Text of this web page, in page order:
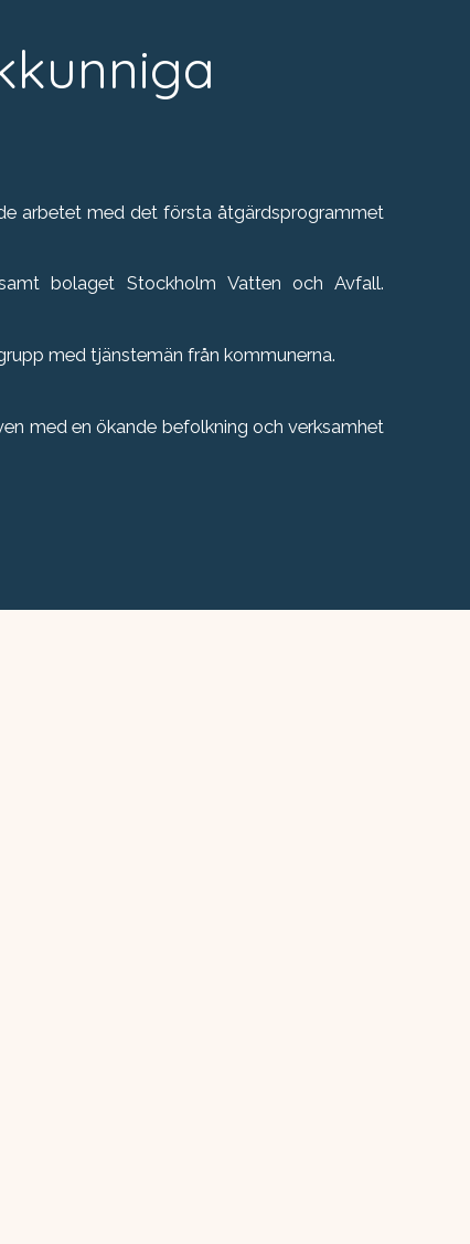
arbetet med det första åtgärdsprogrammet
bolaget Stockholm Vatten och Avfall.
med tjänstemän från kommunerna.
med en ökande befolkning och verksamhet